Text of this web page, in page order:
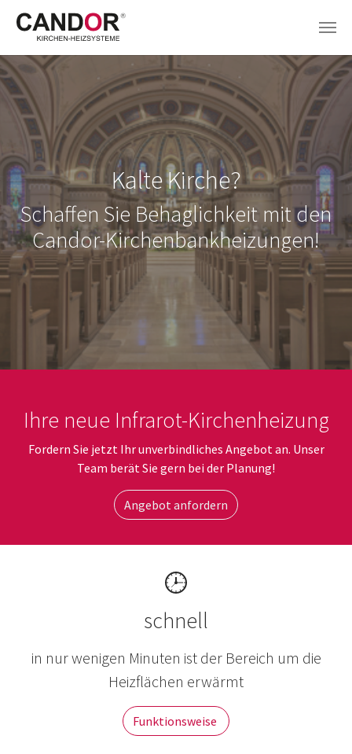
Zum Hauptinhalt springen
Kalte Kirche?
Schaffen Sie Behaglichkeit mit den
Candor-Kirchenbankheizungen!
Ihre neue Infrarot-Kirchenheizung
Fordern Sie jetzt Ihr unverbindliches Angebot an. Unser
Team berät Sie gern bei der Planung!
Angebot anfordern
schnell
in nur wenigen Minuten ist der Bereich um die
Heizflächen erwärmt
Funktionsweise